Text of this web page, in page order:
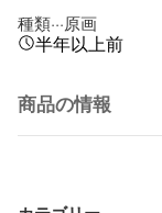
種類···原画
半年以上前
商品の情報